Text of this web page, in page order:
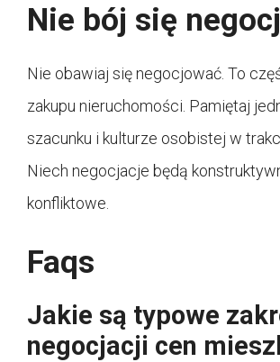
Nie bój się
Nie obawiaj się negocjować. To
zakupu nieruchomości. Pamiętaj
szacunku i kulturze osobistej w
Niech negocjacje będą
konfliktowe.
Faqs
Jakie są typowe
negocjacji cen